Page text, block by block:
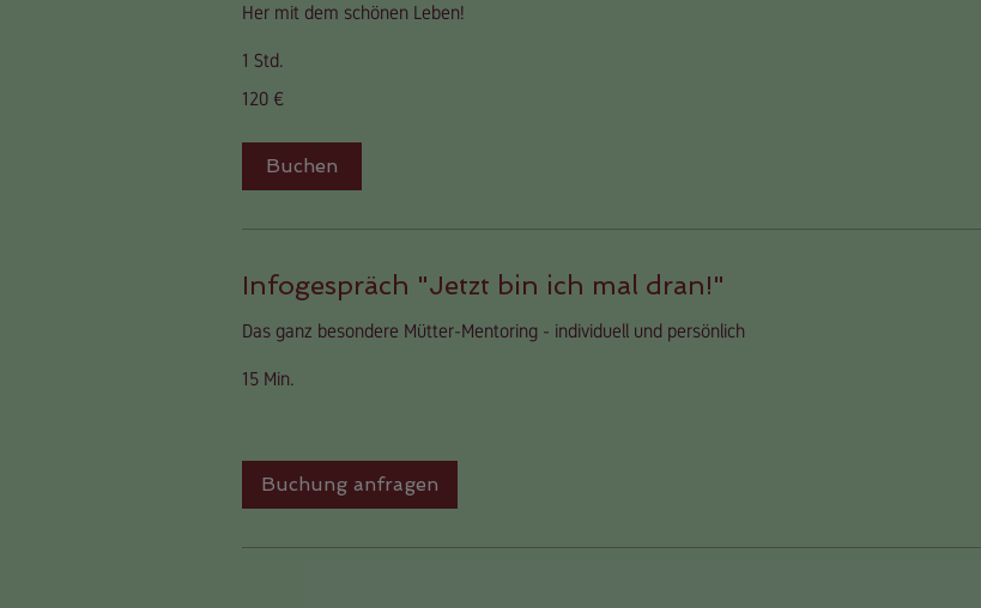
Her mit dem schönen Leben!
1 Std.
Euro
120 €
Buchen
Infogespräch "Jetzt bin ich mal dran!"
Das ganz besondere Mütter-Mentoring - individuell und persönlich
15 Min.
Buchung anfragen